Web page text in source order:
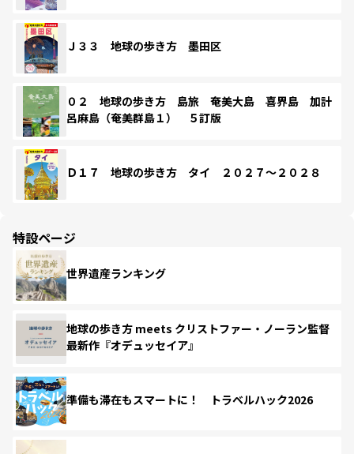
Ｊ３３ 地球の歩き方 墨田区
０２ 地球の歩き方 島旅 奄美大島 喜界島 加計
呂麻島（奄美群島１） ５訂版
Ｄ１７ 地球の歩き方 タイ ２０２７～２０２８
特設ページ
世界遺産ランキング
地球の歩き方 meets クリストファー・ノーラン監督
最新作『オデュッセイア』
準備も滞在もスマートに！ トラベルハック2026